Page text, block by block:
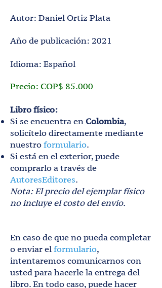
Autor: Daniel Ortiz Plata
Año de publicación: 2021
Idioma: Español
Precio: COP$ 85.000
Libro físico:
Si se encuentra en Colombia,
solicítelo directamente mediante
nuestroformulario.
Si está en el exterior, puede
comprarlo a través de
AutoresEditores.
Nota: El precio del ejemplar físico
no incluye el costo del envío.
En caso de que no pueda completar
o enviar elformulario,
intentaremos comunicarnos con
usted para hacerle la entrega del
libro. En todo caso, puede hacer